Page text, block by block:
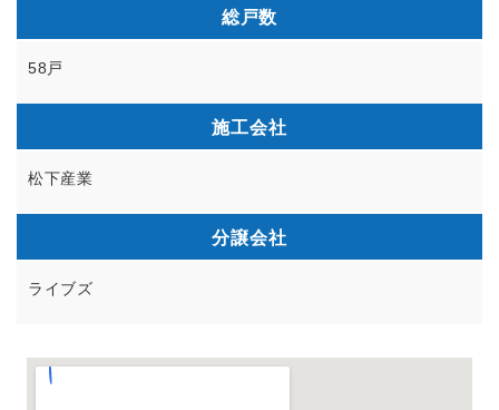
総戸数
58戸
施工会社
松下産業
分譲会社
ライブズ